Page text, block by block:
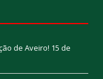
de Aveiro! 15 de